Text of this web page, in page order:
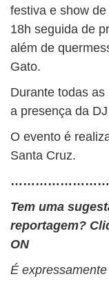
festiva e show
18h seguida de
além de
Gato.
Durante todas
a presença da
O evento é
Santa Cruz.
Tem uma
reportagem?
ON
É